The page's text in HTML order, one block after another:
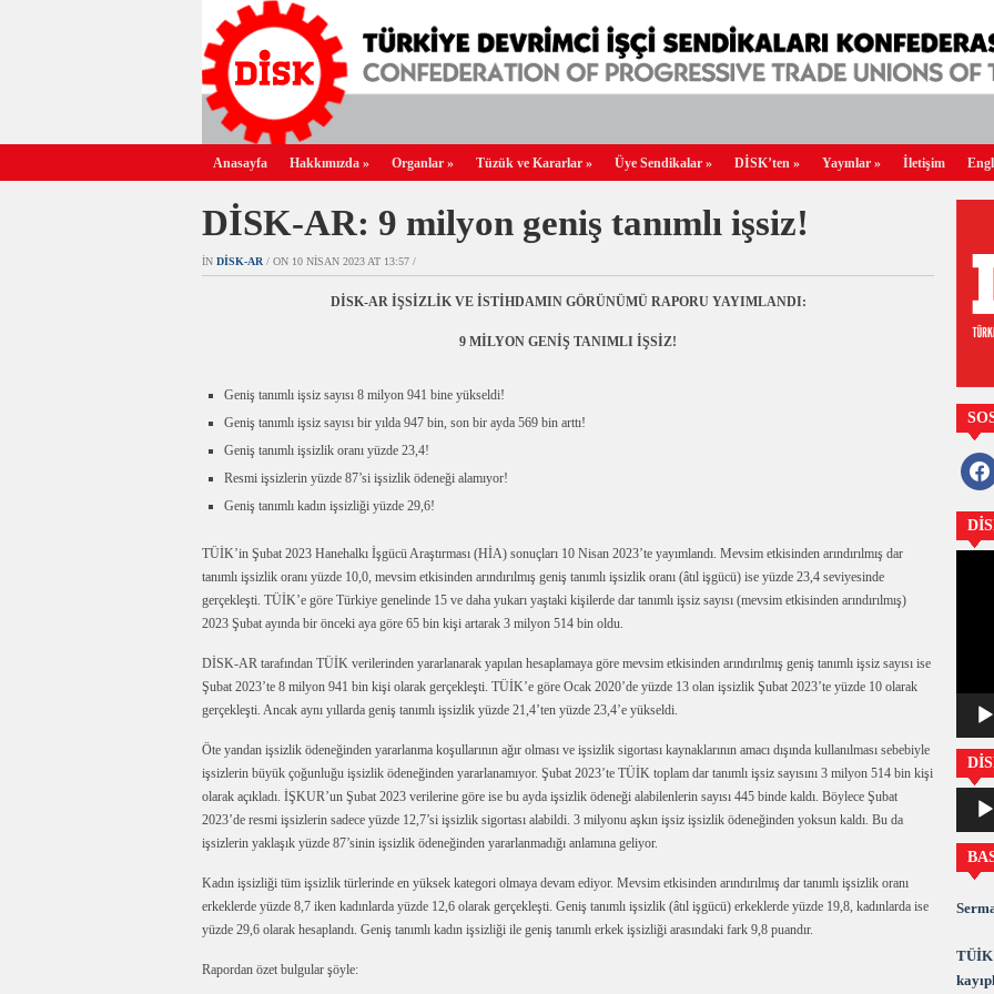
Anasayfa Hakkımızda » Organlar » Tüzük ve Kararlar » Üye Sendikalar » DİSK’ten » Yayınlar » İletişim
DİSK-AR: 9 milyon geniş tanımlı işsiz!
IN DİSK-AR / ON 10 NISAN 2023 AT 13:57 /
DİSK-AR İŞSİZLİK VE İSTİHDAMIN GÖRÜNÜMÜ RAPORUYAYIMLANDI:
9 MİLYON GENİŞ TANIMLI İŞSİZ!
Geniş tanımlı işsiz sayısı 8 milyon 941 bine yükseldi!
Geniş tanımlı işsiz sayısı bir yılda 947 bin, son bir ayda 569 bin arttı!
Geniş tanımlı işsizlik oranı yüzde 23,4!
Resmi işsizlerin yüzde 87’si işsizlik ödeneği alamıyor!
Geniş tanımlı kadın işsizliği yüzde 29,6!
TÜİK’in Şubat 2023 Hanehalkı İşgücü Araştırması (HİA) sonuçları 10 Nisan 2023’te yayımlandı. Mevsim etkisinden arındırılmış dar
tanımlı işsizlik oranı yüzde 10,0, mevsim etkisinden arındırılmış geniş tanımlı işsizlik oranı (âtıl işgücü) ise yüzde 23,4 seviyesinde
gerçekleşti. TÜİK’e göre Türkiye genelinde 15 ve daha yukarı yaştaki kişilerde dar tanımlı işsiz sayısı (mevsim etkisinden arındırılmış)
2023 Şubat ayında bir önceki aya göre 65 bin kişi artarak 3 milyon 514 bin oldu.
DİSK-AR tarafından TÜİK verilerinden yararlanarak yapılan hesaplamaya göre mevsim etkisinden arındırılmış geniş tanımlı işsiz sayısı ise
Şubat 2023’te 8 milyon 941 bin kişi olarak gerçekleşti. TÜİK’e göre Ocak 2020’de yüzde 13 olan işsizlik Şubat 2023’te yüzde 10 olarak
gerçekleşti. Ancak aynı yıllarda geniş tanımlı işsizlik yüzde 21,4’ten yüzde 23,4’e yükseldi.
Öte yandan işsizlik ödeneğinden yararlanma koşullarının ağır olması ve işsizlik sigortası kaynaklarının amacı dışında kullanılması sebebiyle
işsizlerin büyük çoğunluğu işsizlik ödeneğinden yararlanamıyor. Şubat 2023’te TÜİK toplam dar tanımlı işsiz sayısını 3 milyon 514 bin kişi
olarak açıkladı. İŞKUR’un Şubat 2023 verilerine göre ise bu ayda işsizlik ödeneği alabilenlerin sayısı 445 binde kaldı. Böylece Şubat
2023’de resmi işsizlerin sadece yüzde 12,7’si işsizlik sigortası alabildi. 3 milyonu aşkın işsiz işsizlik ödeneğinden yoksun kaldı. Bu da
işsizlerin yaklaşık yüzde 87’sinin işsizlik ödeneğinden yararlanmadığı anlamına geliyor.
Kadın işsizliği tüm işsizlik türlerinde en yüksek kategori olmaya devam ediyor. Mevsim etkisinden arındırılmış dar tanımlı işsizlik oranı
erkeklerde yüzde 8,7 iken kadınlarda yüzde 12,6 olarak gerçekleşti. Geniş tanımlı işsizlik (âtıl işgücü) erkeklerde yüzde 19,8, kadınlarda ise
yüzde 29,6 olarak hesaplandı. Geniş tanımlı kadın işsizliği ile geniş tanımlı erkek işsizliği arasındaki fark 9,8 puandır.
Rapordan özet bulgular şöyle:
oynatıcı
TÜİK